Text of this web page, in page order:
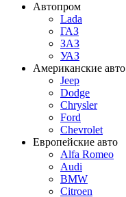
Автопром
Lada
ГАЗ
ЗАЗ
УАЗ
Американские авто
Jeep
Dodge
Chrysler
Ford
Chevrolet
Европейские авто
Alfa Romeo
Audi
BMW
Citroen